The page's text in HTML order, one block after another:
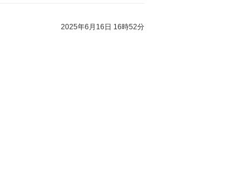
2025年6月16日 16時52分